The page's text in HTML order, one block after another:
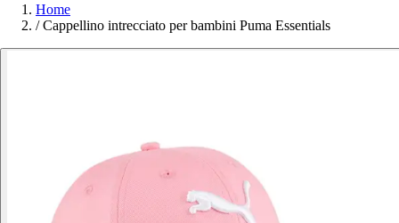
Home
/ Cappellino intrecciato per bambini Puma Essentials